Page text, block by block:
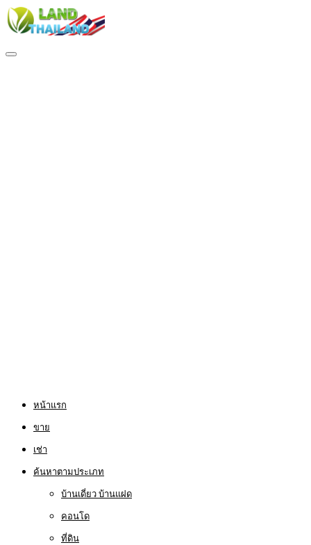
หน้าแรก
ขาย
เช่า
ค้นหาตามประเภท
บ้านเดี่ยว บ้านแฝด
คอนโด
ที่ดิน